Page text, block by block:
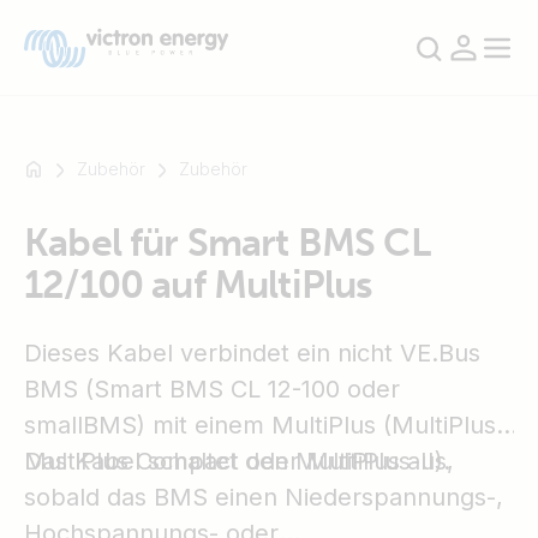
Zum
Beispiel
Multiplus-
Orion
XS
SmartShunt
Zubehör Zubehör
Kabel für Smart BMS CL
12/100 auf MultiPlus
Dieses Kabel verbindet ein nicht VE.Bus
BMS (Smart BMS CL 12-100 oder
smallBMS) mit einem MultiPlus (MultiPlus,
MultiPlus Compact oder MultiPlus-II).
Das Kabel schaltet den MultiPlus aus,
sobald das BMS einen Niederspannungs-,